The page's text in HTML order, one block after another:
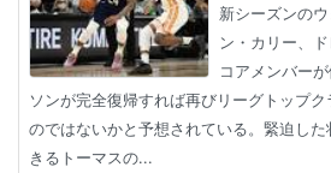
新シーズンの
ン・カリー、
コアメンバー
ソンが完全復帰すれば再びリーグトップク
のではないかと予想されている。緊迫し
きるトーマスの...